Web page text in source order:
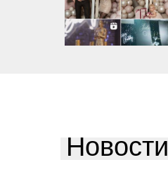
Новости